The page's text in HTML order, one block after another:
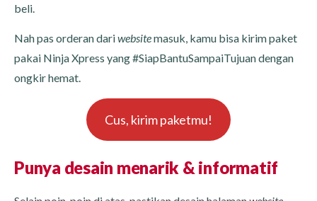
beli.
Nah pas orderan dariwebsitemasuk, kamu bisa kirim paket
pakai Ninja Xpress yang #SiapBantuSampaiTujuan dengan
ongkir hemat.
Cus, kirim paketmu!
Punya desain menarik & informatif